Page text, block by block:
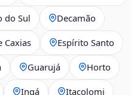
do Sul Decamão
Caxias Espírito Santo
Guarujá Horto
Ingá Itacolomi